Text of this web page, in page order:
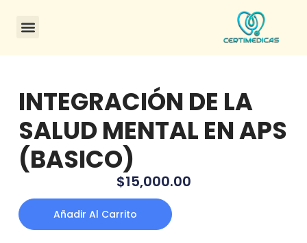
INTEGRACIÓN DE LA
SALUD MENTAL EN APS
(BASICO)
$15,000.00
Añadir Al Carrito